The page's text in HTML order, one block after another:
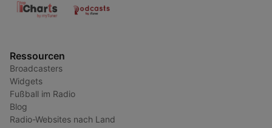
Ressourcen
Broadcasters
Widgets
Fußball im Radio
Blog
Radio-Websites nach Land